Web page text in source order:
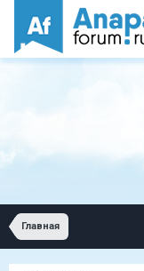
Главная